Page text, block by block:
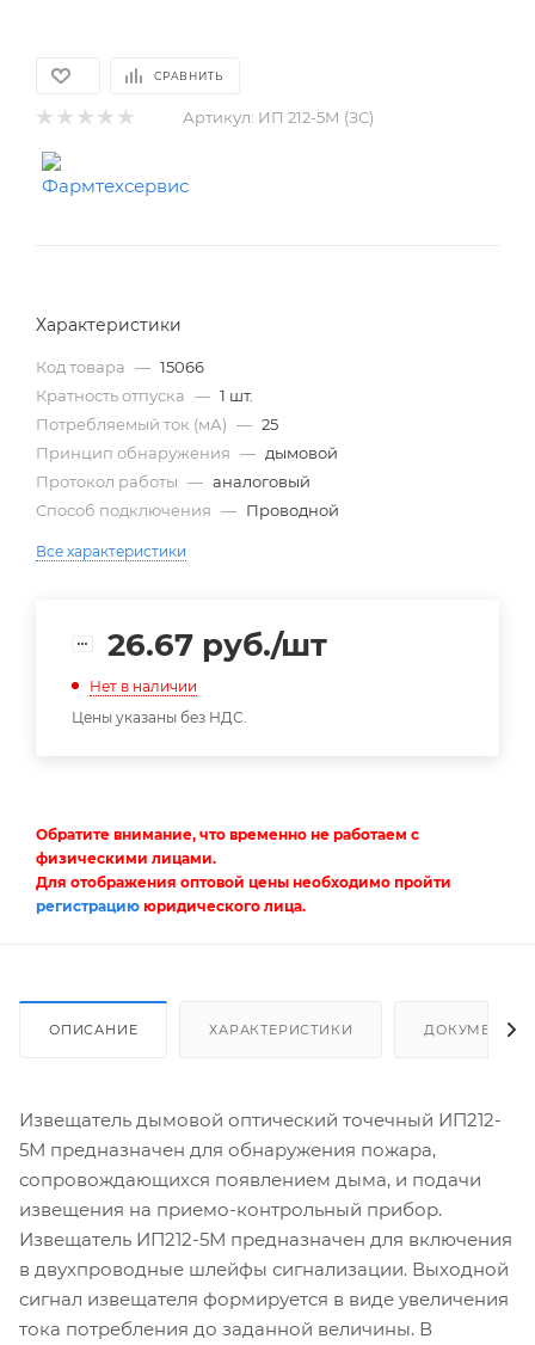
СРАВНИТЬ
Артикул: ИП 212-5М (ЗС)
Характеристики
Код товара — 15066
Кратность отпуска — 1 шт.
Потребляемый ток (мА) — 25
Принцип обнаружения — дымовой
Протокол работы — аналоговый
Способ подключения — Проводной
Все характеристики
26.67 руб./шт
Нет в наличии
Цены указаны без НДС.
Обратите внимание, что временно не работаем с
физическими лицами.
Для отображения оптовой цены необходимо пройти
регистрацию юридического лица.
ОПИСАНИЕ ХАРАКТЕРИСТИКИ ДОКУМЕНТЫ
Извещатель дымовой оптический точечный ИП212-
5М предназначен для обнаружения пожара,
сопровождающихся появлением дыма, и подачи
извещения на приемо-контрольный прибор.
Извещатель ИП212-5М предназначен для включения
в двухпроводные шлейфы сигнализации. Выходной
сигнал извещателя формируется в виде увеличения
тока потребления до заданной величины. В